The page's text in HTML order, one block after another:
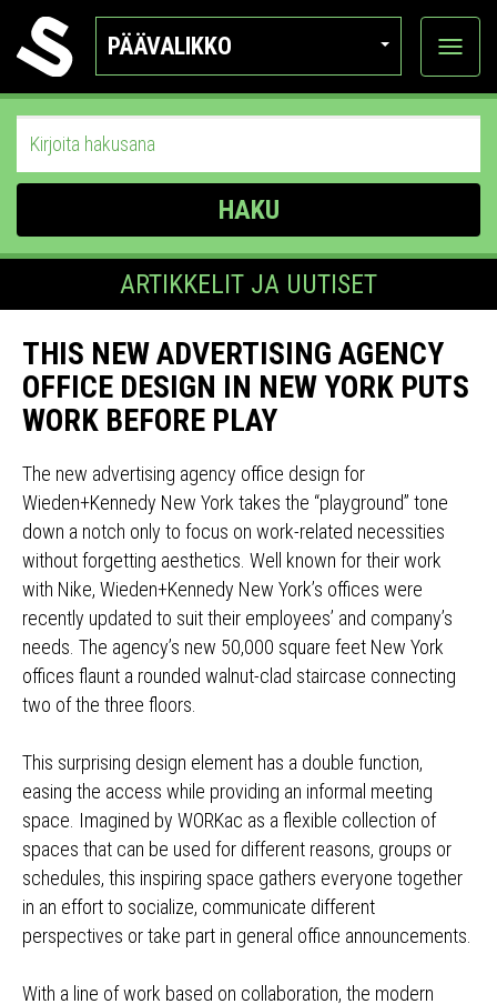
PÄÄVALIKKO
Näytä
HAKU
ARTIKKELIT JA UUTISET
THIS NEW ADVERTISING AGENCY
OFFICE DESIGN IN NEW YORK PUTS
WORK BEFORE PLAY
The new advertising agency office design for
Wieden+Kennedy New York takes the “playground” tone
down a notch only to focus on work-related necessities
without forgetting aesthetics. Well known for their work
with Nike, Wieden+Kennedy New York’s offices were
recently updated to suit their employees’ and company’s
needs. The agency’s new 50,000 square feet New York
offices flaunt a rounded walnut-clad staircase connecting
two of the three floors.
This surprising design element has a double function,
easing the access while providing an informal meeting
space. Imagined by WORKac as a flexible collection of
spaces that can be used for different reasons, groups or
schedules, this inspiring space gathers everyone together
in an effort to socialize, communicate different
perspectives or take part in general office announcements.
With a line of work based on collaboration, the modern